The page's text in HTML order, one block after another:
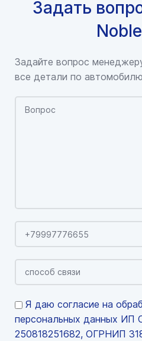
Задать
Задайте вопрос
все детали по
Я даю согласие на
персональных данных ИП
250818251682, ОГРНИП